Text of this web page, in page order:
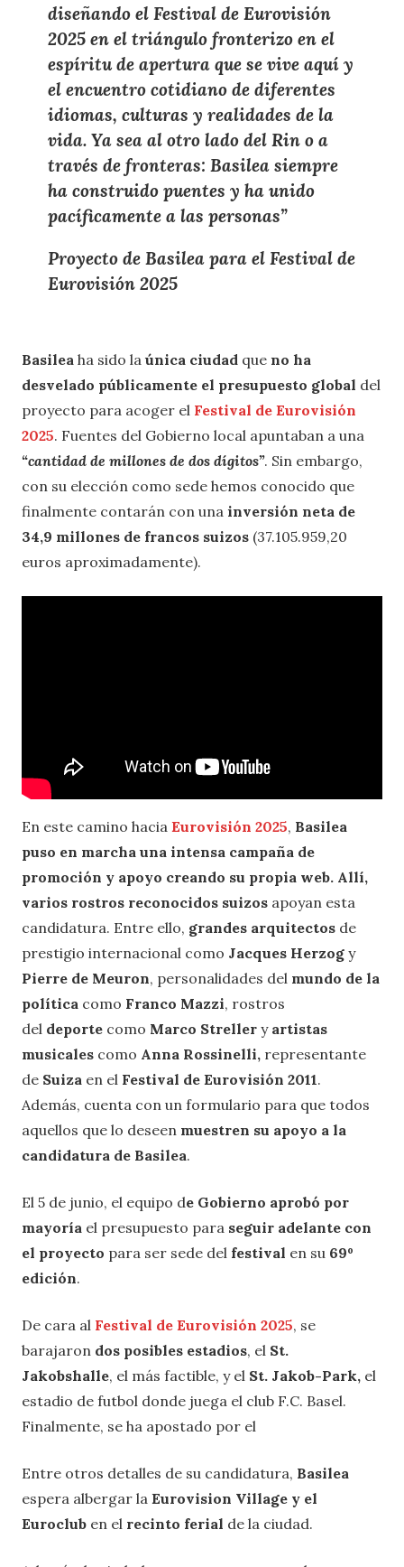
diseñando el Festival de Eurovisión
2025 en el triángulo fronterizo en el
espíritu de apertura que se vive aquí y
el encuentro cotidiano de diferentes
idiomas, culturas y realidades de la
vida. Ya sea al otro lado del Rin o a
través de fronteras: Basilea siempre
ha construido puentes y ha unido
pacíficamente a las personas”
Proyecto de Basilea para el Festival de
Eurovisión 2025
Basilea ha sido la única ciudad que no ha
desvelado públicamente el presupuesto global del
proyecto para acoger el Festival de Eurovisión
2025. Fuentes del Gobierno local apuntaban a una
“cantidad de millones de dos dígitos”. Sin embargo,
con su elección como sede hemos conocido que
finalmente contarán con una inversión neta de
34,9 millones de francos suizos (37.105.959,20
euros aproximadamente).
En este camino hacia Eurovisión 2025, Basilea
puso en marcha una intensa campaña de
promoción y apoyo creando su propia web. Allí,
varios rostros reconocidos suizos apoyan esta
candidatura. Entre ello, grandes arquitectos de
prestigio internacional como Jacques Herzog y
Pierre de Meuron, personalidades del mundo de la
política como Franco Mazzi, rostros
del deporte como Marco Streller y artistas
musicales como Anna Rossinelli, representante
de Suiza en el Festival de Eurovisión 2011.
Además, cuenta con un formulario para que todos
aquellos que lo deseen muestren su apoyo a la
candidatura de Basilea.
El 5 de junio, el equipo de Gobierno aprobó por
mayoría el presupuesto para seguir adelante con
el proyecto para ser sede del festival en su 69º
edición.
De cara al Festival de Eurovisión 2025, se
barajaron dos posibles estadios, el St.
Jakobshalle, el más factible, y el St. Jakob-Park, el
estadio de futbol donde juega el club F.C. Basel.
Finalmente, se ha apostado por el
Entre otros detalles de su candidatura, Basilea
espera albergar la Eurovision Village y el
Euroclub en el recinto ferial de la ciudad.